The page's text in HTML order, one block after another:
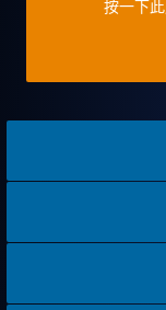
按一下